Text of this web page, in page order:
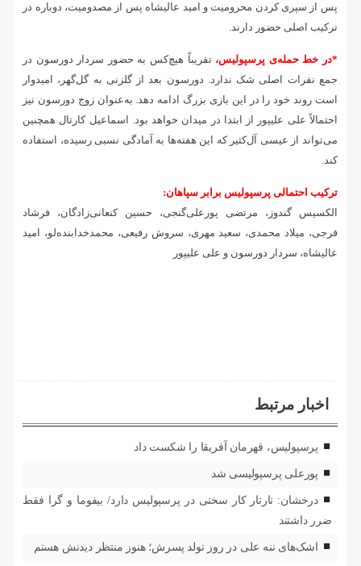
پس از سپری کردن محرومیت و امید عالیشاه پس از مصدومیت، دوباره در
ترکیب اصلی حضور دارند.
*در خط حمله‌ی پرسپولیس، تقریباً هیچ‌کس به حضور سردار دورسون در
جمع نفرات اصلی شک ندارد. دورسون بعد از گلزنی به گل‌گهر، امیدوار
است روند خود را در این بازی بزرگ ادامه دهد. به‌عنوان زوج دورسون نیز
احتمالاً علی علیپور از ابتدا در میدان خواهد بود. اسماعیل کارتال همچنین
می‌تواند از عیسی آل‌کثیر که این هفته‌ها به آمادگی نسبی رسیده، استفاده
کند.
ترکیب احتمالی پرسپولیس برابر سپاهان:
الکسیس گندوز، مرتضی پورعلی‌گنجی، حسین کنعانی‌زادگان، فرشاد
فرجی، میلاد محمدی، سعید مهری، سروش رفیعی، محمدخدابنده‌لو، امید
عالیشاه، سردار دورسون و علی علیپور
اخبار مرتبط
پرسپولیس، قهرمان آفریقا را شکست داد
پورعلی پرسپولیسی شد
درخشان: تارتار کار سختی در پرسپولیس دارد/ بیفوما و گرا فقط
ضرر داشتند
اشک‌های ننه علی در روز تولد پسرش؛ هنوز منتظر دیدنش هستم